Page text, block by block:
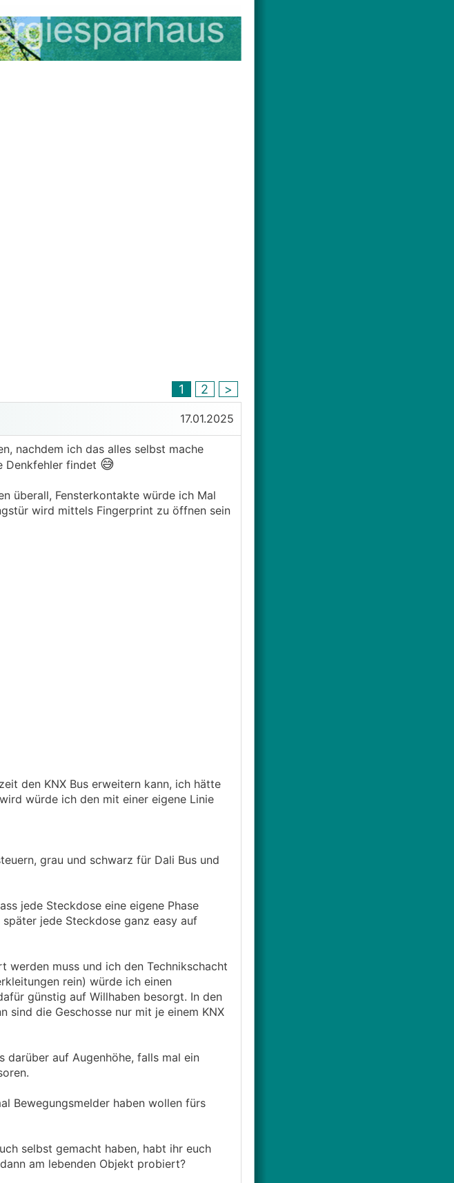
1 2 >
17.01.2025
nachdem ich das alles selbst mache
Denkfehler findet 😅
überall, Fensterkontakte würde ich Mal
wird mittels Fingerprint zu öffnen sein
den KNX Bus erweitern kann, ich hätte
würde ich den mit einer eigene Linie
grau und schwarz für Dali Bus und
jede Steckdose eine eigene Phase
jede Steckdose ganz easy auf
werden muss und ich den Technikschacht
rein) würde ich einen
günstig auf Willhaben besorgt. In den
sind die Geschosse nur mit je einem KNX
darüber auf Augenhöhe, falls mal ein
Bewegungsmelder haben wollen fürs
selbst gemacht haben, habt ihr euch
am lebenden Objekt probiert?